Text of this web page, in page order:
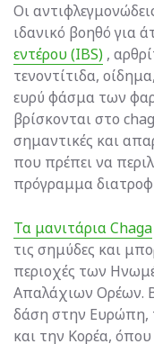
Οι
ιδανικό βοηθό για
εντέρου (IBS) ,
τενοντίτιδα,
ευρύ φάσμα των
βρίσκονται στο
σημαντικές και
που πρέπει να
πρόγραμμα
Τα μανιτάρια Chaga
τις σημύδες και
περιοχές των
Απαλάχιων Ορέων.
δάση στην Ευρώπη,
και την Κορέα,